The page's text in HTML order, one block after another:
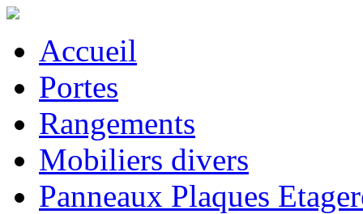
Accueil
Portes
Rangements
Mobiliers divers
Panneaux Plaques